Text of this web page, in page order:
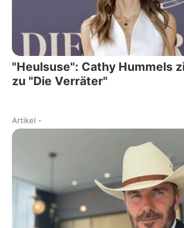
"Heulsuse": Cathy Hummels
zu "Die Verräter"
Artikel -